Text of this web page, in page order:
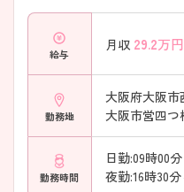
給与
月収 29.2万
勤務地
大阪府大阪市
大阪市営四つ
勤務時間
日勤:09時00分
夜勤:16時30